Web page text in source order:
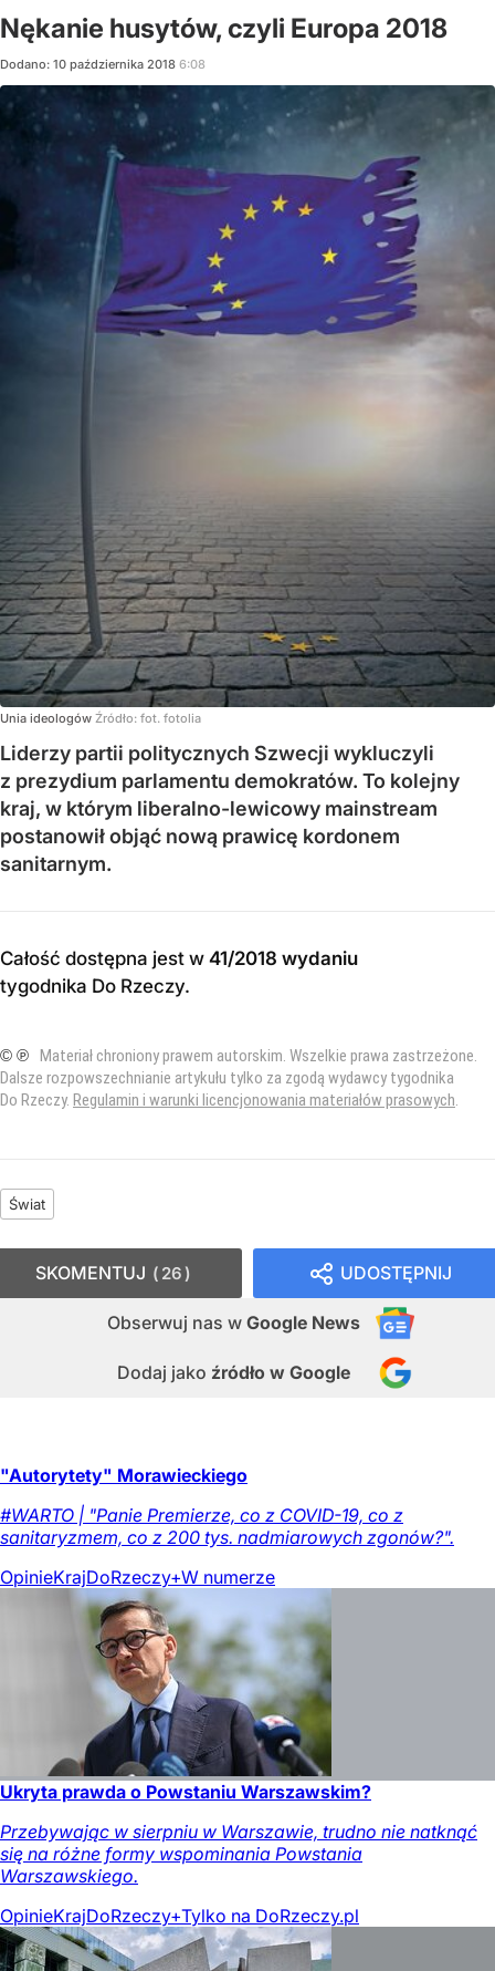
Nękanie husytów, czyli Europa 2018
Dodano: 10 października 2018 6:08
Unia ideologów Źródło: fot. fotolia
Liderzy partii politycznych Szwecji wykluczyli
z prezydium parlamentu demokratów. To kolejny
kraj, w którym liberalno-lewicowy mainstream
postanowił objąć nową prawicę kordonem
sanitarnym.
Całość dostępna jest w 41/2018 wydaniu
tygodnika Do Rzeczy.
© ℗
Materiał chroniony prawem autorskim. Wszelkie prawa zastrzeżone.
Dalsze rozpowszechnianie artykułu tylko za zgodą wydawcy tygodnika
Do Rzeczy. Regulamin i warunki licencjonowania materiałów prasowych.
Świat
UDOSTĘPNIJ
Obserwuj nas w Google News
Dodaj jako źródło w Google
SKOMENTUJ 26
"Autorytety" Morawieckiego
#WARTO | "Panie Premierze, co z COVID-19, co z
sanitaryzmem, co z 200 tys. nadmiarowych zgonów?".
OpinieKrajDoRzeczy+W numerze
Ukryta prawda o Powstaniu Warszawskim?
Przebywając w sierpniu w Warszawie, trudno nie natknąć
się na różne formy wspominania Powstania
Warszawskiego.
OpinieKrajDoRzeczy+Tylko na DoRzeczy.pl